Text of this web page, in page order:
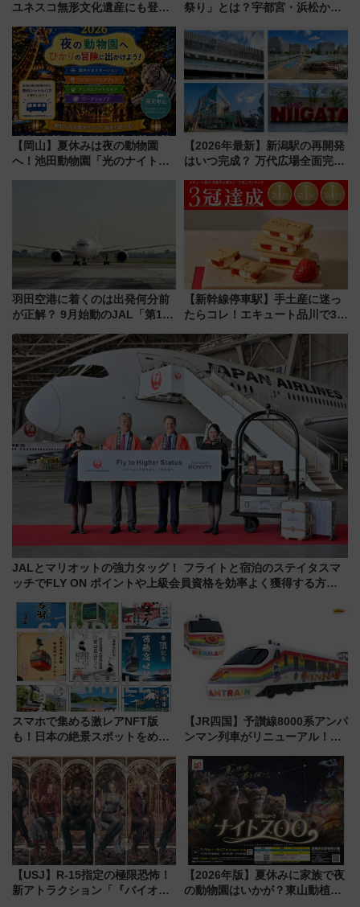
ユネスコ無形文化遺産にも登録
に 乗車には予約が必要
祭り」とは？宇都宮・浜松から
を食べ比べ【7月25日・26日開
催】
【岡山】夏休みは夜の動物園
へ！池田動物園「光のナイトズ
【2026年最新】新潟駅の再開発
はいつ完成？ 万代広場全面完成
開発、バスタ新潟構想まで徹底
解説！
羽田空港に着くのは出発何分前
が正解？ 9月始動のJAL「第1タ
歩1キロ超え！ 知っておきたい
変更点まとめ
【新幹線停車駅】手土産に迷っ
たらコレ！エキュート品川で3年
産スイーツとは？
JALとマリオットの強力タッグ！ フライトと宿泊のステイタスマ
ッチでFLY ON ポイントや上級会員資格を効率よく獲得する方法
スマホで集める激レアNFT版
も！日本の絶景スポットをめぐ
ん)」企画がスタート
【JR四国】予讃線8000系アンパ
ンマン列車がリニューアル！内
今年12月
【USJ】R-15指定の極限恐怖！
新アトラクション「『バイオハ
【2026年版】夏休みに家族で夜
の動物園はいかが？東山動植物